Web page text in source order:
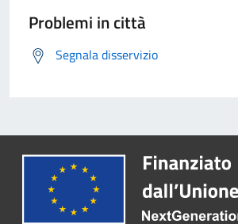
Problemi in città
Segnala disservizio